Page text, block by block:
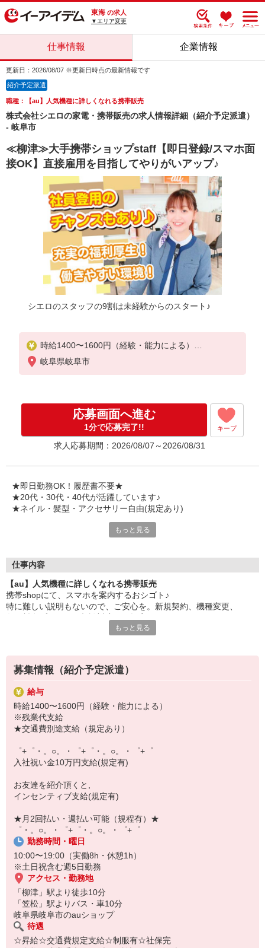
東海 の求人
▼エリア変更
仕事情報 企業情報
更新日：2026/08/07 ※更新日時点の最新情報です
紹介予定派遣
職種：【au】人気機種に詳しくなれる携帯販売
株式会社シエロの家電・携帯販売の求人情報詳細（紹介予定派遣）
- 岐阜市
≪柳津≫大手携帯ショップstaff【即日登録/スマホ面
接OK】直接雇用を目指してやりがいアップ♪
シエロのスタッフの9割は未経験からのスタート♪
時給1400〜1600円（経験・能力による）
※残業代支給
★交通費別途支給（規定あり）
入社祝い金10万円支給(規定有)
お友達を紹介頂くと,
インセンティブ支給(規定有)
゜・。○。・゜+゜・。○。・゜+゜
岐阜県岐阜市
応募画面へ進む
1分で応募完了!! キープ
求人応募期間：2026/08/07～2026/08/31
★即日勤務OK！履歴書不要★
★20代・30代・40代が活躍しています♪
★ネイル・髪型・アクセサリー自由(規定あり)
シエロのスタッフは9割が未経験スタート。
ずっと先まで役に立ちます！
丁寧な研修もあるので、
みなさんから働きやすいと好評です♪
最新アプリ事情やお得なプラン、
スマホの裏ワザを学べるチャンス♪
￣￣￣￣￣￣￣￣￣￣￣
▼オフィスワーク
事務、経理、データ入力、コールセンター、受付
▼工場・製造・軽作業系
機械/食品製造・梱包・仕分け・加工・組立・検査
▼美容系
眉毛サロンのアイブロウ・ネイリスト・エステ
▼営業・販売
法人営業・アパレル販売・個別指導塾・人材紹介
▼人気案件も多数♪
短期・期間限定・オープニング・官公庁案件
上場/優良/大手企業など
【スマホ面接実施中】
￣￣￣￣￣￣￣￣￣
自宅に居ながらスマホでカンタン面接OK！
オンライン面談なのでスピード対応。
もっと見る
仕事内容
【au】人気機種に詳しくなれる携帯販売
携帯shopにて、スマホを案内するおシゴト♪
特に難しい説明もないので、ご安心を。新規契約、機種変更、
満足度◎
■携帯やインターネット販売業務
docomo(ドコモ)/au(エーユー)・KDDI/softbank(ソフトバンク)など
の大手キャリアから
ワイモバイル(Y!mobille)、楽天モバイル、UQなど格安スマホまで幅
広く紹介可能♪
もっと見る
募集情報（紹介予定派遣）
給与
時給1400〜1600円（経験・能力による）
※残業代支給
★交通費別途支給（規定あり）
゜+゜・。○。・゜+゜・。○。・゜+゜
入社祝い金10万円支給(規定有)
お友達を紹介頂くと,
インセンティブ支給(規定有)
★月2回払い・週払い可能（規程有）★
゜・。○。・゜+゜・。○。・゜+゜
勤務時間・曜日
10:00〜19:00（実働8h・休憩1h）
※土日祝含む週5日勤務
アクセス・勤務地
「柳津」駅より徒歩10分
「笠松」駅よりバス・車10分
岐阜県岐阜市のauショップ
待遇
☆昇給☆交通費規定支給☆制服有☆社保完